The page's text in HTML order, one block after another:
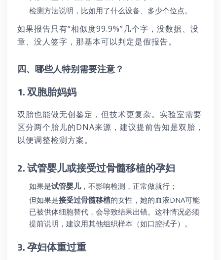
检测方法说明，比如用了什么设备、多少个位点。
如果报告只有“相似度99.9%”几个字，没数据、没
章、没人签字，那基本可以判定是假报告。
四、哪些人特别需要注意？
1. 双胞胎妈妈
双胎也能做无创鉴定，但技术更复杂。实验室需要
区分两个胎儿的DNA来源，建议提前告知是双胎，
以便调整检测方案。
2. 试管婴儿或接受过骨髓移植的孕妇
如果是试管婴儿，不影响检测，正常做就行；
但如果是接受过骨髓移植的女性，她的血液DNA可能
已被供体细胞替代，会导致结果出错。这种情况必须
提前说明，建议用其他组织样本（如口腔拭子）。
3. 孕妇体重过重